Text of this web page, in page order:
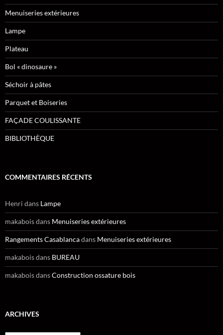
Menuiseries extérieures
Lampe
Plateau
Bol « dinosaure »
Séchoir à pâtes
Parquet et Boiseries
FAÇADE COULISSANTE
BIBLIOTHÈQUE
COMMENTAIRES RÉCENTS
Henri dans Lampe
makaboisdans Menuiseries extérieures
Rangements Casablancadans Menuiseries extérieures
makaboisdans BUREAU
makaboisdansConstruction ossature bois
ARCHIVES